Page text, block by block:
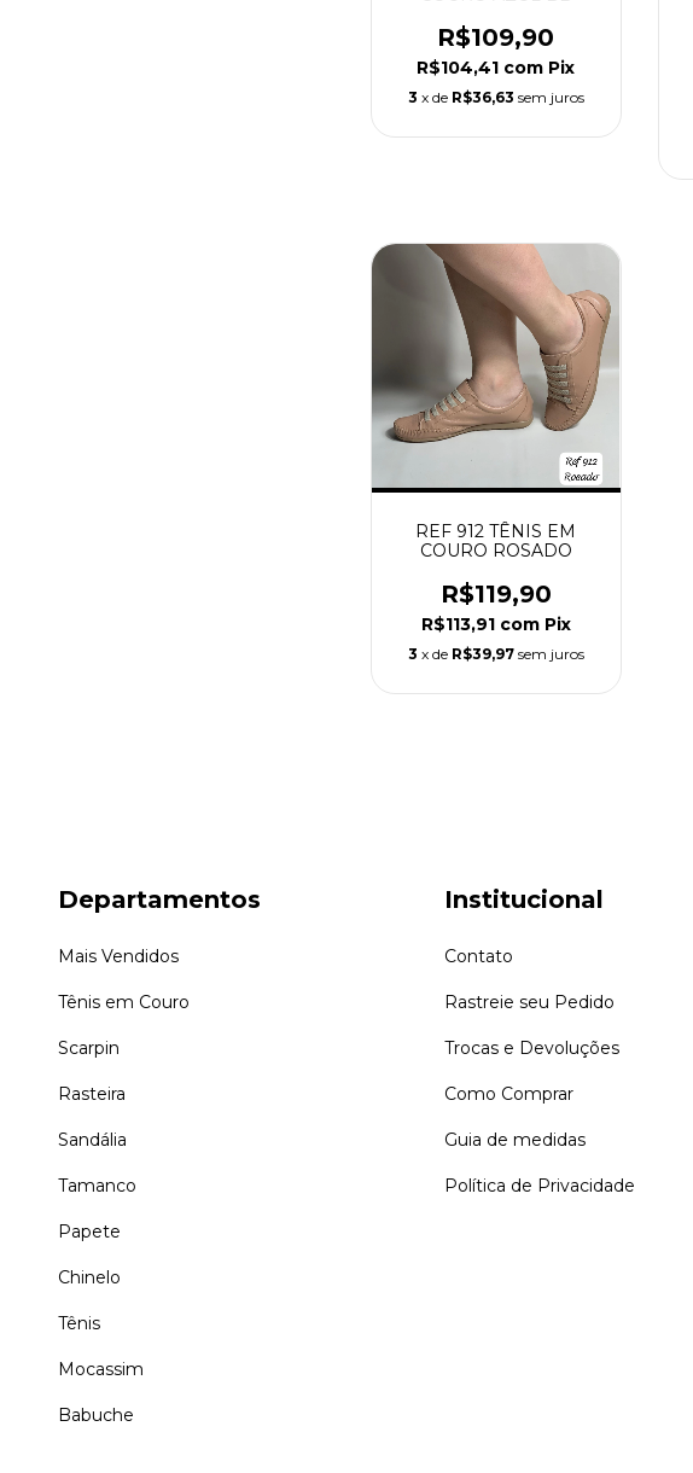
R$109,90
R$104,41 com Pix
3 x de R$36,63 sem juros
REF 912 TÊNIS EM
COURO ROSADO
R$119,90
R$113,91 com Pix
3 x de R$39,97 sem juros
Departamentos
Mais Vendidos
Tênis em Couro
Scarpin
Rasteira
Sandália
Tamanco
Papete
Chinelo
Tênis
Mocassim
Babuche
Institucional
Contato
Rastreie seu Pedido
Trocas e Devoluções
Como Comprar
Guia de medidas
Política de Privacidade